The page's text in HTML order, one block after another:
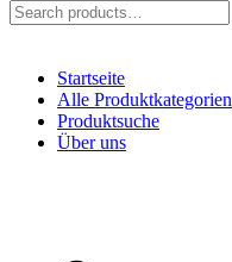
for:
Startseite
Alle Produktkategorien
Produktsuche
Über uns